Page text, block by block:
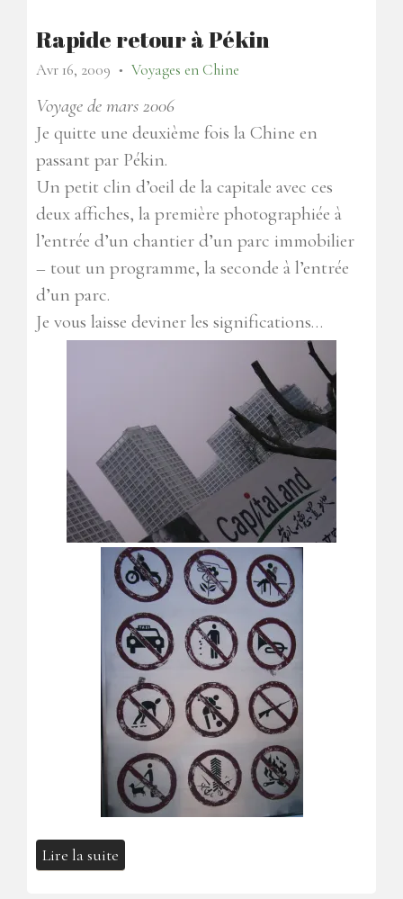
Rapide retour à Pékin
Avr 16, 2009 ● Voyages en Chine
Voyage de mars 2006
Je quitte une deuxième fois la Chine en
passant par Pékin.
Un petit clin d’oeil de la capitale avec ces
deux affiches, la première photographiée à
l’entrée d’un chantier d’un parc immobilier
– tout un programme, la seconde à l’entrée
d’un parc.
Je vous laisse deviner les significations…
Lire la suite